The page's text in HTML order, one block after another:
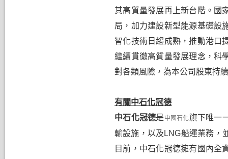
其高質量發展再上新台階。國
局，加力建設新型能源基礎設
智化技術日趨成熟，推動港口
繼續貫徹高質量發展理念，科
對各類風險，為本公司股東持
有關中石化冠德
中石化冠德是 中國石化旗下唯一
輸設施，以及 LNG船運業務，
目前，中石化冠德擁有國內全